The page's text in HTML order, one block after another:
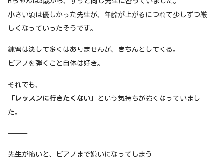
小さい頃は優しかった先生が、年齢が上がるにつれて少しずつ厳
しくなっていったそうです。
練習は決して多くはありませんが、きちんとしてくる。
ピアノを弾くこと自体は好き。
それでも、
「レッスンに行きたくない」
という気持ちが強くなっていまし
た。
⸻
先生が怖いと、ピアノまで嫌いになってしまう